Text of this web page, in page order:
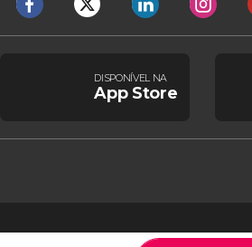
DISPONÍVEL NA
App Store